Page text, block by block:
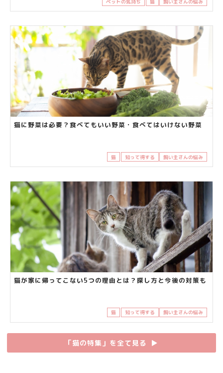
猫に野菜は必要？食べてもいい野菜・食べてはいけない野菜
猫 知って得する 飼い主さんの悩み
猫が家に帰ってこない5つの理由とは？探し方と今後の対策も
猫 知って得する 飼い主さんの悩み
「猫の特集」を全て見る ▶︎